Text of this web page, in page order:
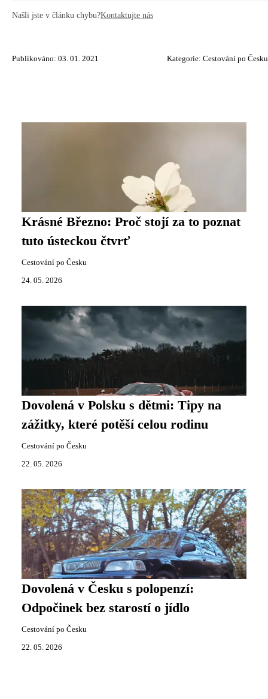
Našli jste v článku chybu?Kontaktujte nás
Publikováno: 03. 01. 2021 Kategorie: Cestování po Česku
Krásné Březno: Proč stojí za to poznat
tuto ústeckou čtvrť
Cestování po Česku
24. 05. 2026
Dovolená v Polsku s dětmi: Tipy na
zážitky, které potěší celou rodinu
Cestování po Česku
22. 05. 2026
Dovolená v Česku s polopenzí:
Odpočinek bez starostí o jídlo
Cestování po Česku
22. 05. 2026